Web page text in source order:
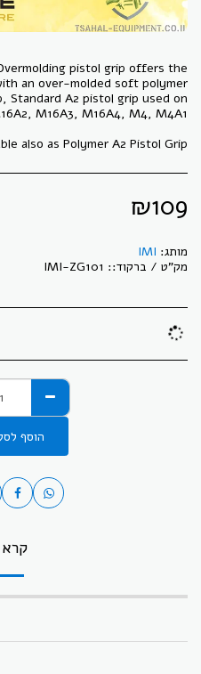
pistol grip offers the
an over-molded soft polymer
Standard A2 pistol grip used on
also as Polymer A2 Pistol Grip
₪109
מותג: IMI
מק"ט / ברקוד:: IMI-ZG101
הוסף
קרא